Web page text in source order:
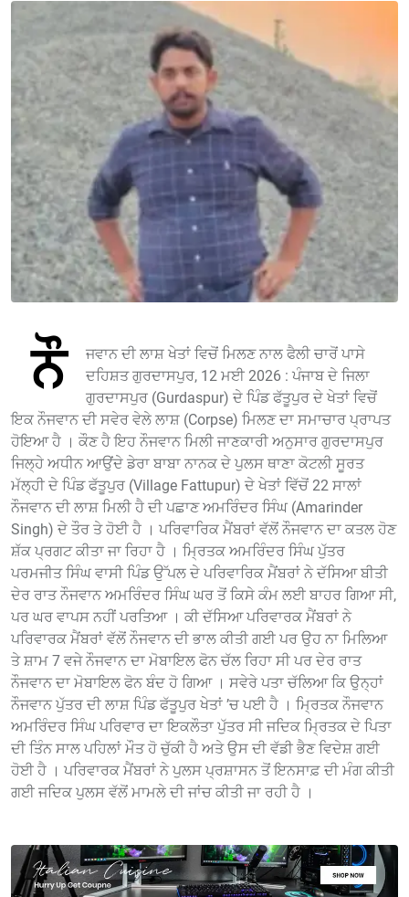
ਨੌ
ਜਵਾਨ ਦੀ ਲਾਸ਼ ਖੇਤਾਂ ਵਿਚੋਂ ਮਿਲਣ ਨਾਲ ਫੈਲੀ ਚਾਰੋਂ ਪਾਸੇ
ਦਹਿਸ਼ਤ ਗੁਰਦਾਸਪੁਰ, 12 ਮਈ 2026 : ਪੰਜਾਬ ਦੇ ਜਿਲਾ
ਗੁਰਦਾਸਪੁਰ (Gurdaspur) ਦੇ ਪਿੰਡ ਫੱਤੂਪੁਰ ਦੇ ਖੇਤਾਂ ਵਿਚੋਂ
ਇਕ ਨੌਜਵਾਨ ਦੀ ਸਵੇਰ ਵੇਲੇ ਲਾਸ਼ (Corpse) ਮਿਲਣ ਦਾ ਸਮਾਚਾਰ ਪ੍ਰਾਪਤ
ਹੋਇਆ ਹੈ । ਕੌਣ ਹੈ ਇਹ ਨੌਜਵਾਨ ਮਿਲੀ ਜਾਣਕਾਰੀ ਅਨੁਸਾਰ ਗੁਰਦਾਸਪੁਰ
ਜਿਲ੍ਹੇ ਅਧੀਨ ਆਉਂਦੇ ਡੇਰਾ ਬਾਬਾ ਨਾਨਕ ਦੇ ਪੁਲਸ ਥਾਣਾ ਕੋਟਲੀ ਸੂਰਤ
ਮੱਲ੍ਹੀ ਦੇ ਪਿੰਡ ਫੱਤੂਪੁਰ (Village Fattupur) ਦੇ ਖੇਤਾਂ ਵਿੱਚੋਂ 22 ਸਾਲਾਂ
ਨੌਜਵਾਨ ਦੀ ਲਾਸ਼ ਮਿਲੀ ਹੈ ਦੀ ਪਛਾਣ ਅਮਰਿੰਦਰ ਸਿੰਘ (Amarinder
Singh) ਦੇ ਤੌਰ ਤੇ ਹੋਈ ਹੈ । ਪਰਿਵਾਰਿਕ ਮੈਂਬਰਾਂ ਵੱਲੋਂ ਨੌਜਵਾਨ ਦਾ ਕਤਲ ਹੋਣ
ਸ਼ੱਕ ਪ੍ਰਗਟ ਕੀਤਾ ਜਾ ਰਿਹਾ ਹੈ । ਮ੍ਰਿਤਕ ਅਮਰਿੰਦਰ ਸਿੰਘ ਪੁੱਤਰ
ਪਰਮਜੀਤ ਸਿੰਘ ਵਾਸੀ ਪਿੰਡ ਉੱਪਲ ਦੇ ਪਰਿਵਾਰਿਕ ਮੈਂਬਰਾਂ ਨੇ ਦੱਸਿਆ ਬੀਤੀ
ਦੇਰ ਰਾਤ ਨੌਜਵਾਨ ਅਮਰਿੰਦਰ ਸਿੰਘ ਘਰ ਤੋਂ ਕਿਸੇ ਕੰਮ ਲਈ ਬਾਹਰ ਗਿਆ ਸੀ,
ਪਰ ਘਰ ਵਾਪਸ ਨਹੀਂ ਪਰਤਿਆ । ਕੀ ਦੱਸਿਆ ਪਰਿਵਾਰਕ ਮੈਂਬਰਾਂ ਨੇ
ਪਰਿਵਾਰਕ ਮੈਂਬਰਾਂ ਵੱਲੋਂ ਨੌਜਵਾਨ ਦੀ ਭਾਲ ਕੀਤੀ ਗਈ ਪਰ ਉਹ ਨਾ ਮਿਲਿਆ
ਤੇ ਸ਼ਾਮ 7 ਵਜੇ ਨੌਜਵਾਨ ਦਾ ਮੋਬਾਇਲ ਫੋਨ ਚੱਲ ਰਿਹਾ ਸੀ ਪਰ ਦੇਰ ਰਾਤ
ਨੌਜਵਾਨ ਦਾ ਮੋਬਾਇਲ ਫੋਨ ਬੰਦ ਹੋ ਗਿਆ । ਸਵੇਰੇ ਪਤਾ ਚੱਲਿਆ ਕਿ ਉਨ੍ਹਾਂ
ਨੌਜਵਾਨ ਪੁੱਤਰ ਦੀ ਲਾਸ਼ ਪਿੰਡ ਫੱਤੂਪੁਰ ਖੇਤਾਂ ’ਚ ਪਈ ਹੈ । ਮ੍ਰਿਤਕ ਨੌਜਵਾਨ
ਅਮਰਿੰਦਰ ਸਿੰਘ ਪਰਿਵਾਰ ਦਾ ਇਕਲੌਤਾ ਪੁੱਤਰ ਸੀ ਜਦਿਕ ਮ੍ਰਿਤਕ ਦੇ ਪਿਤਾ
ਦੀ ਤਿੰਨ ਸਾਲ ਪਹਿਲਾਂ ਮੌਤ ਹੋ ਚੁੱਕੀ ਹੈ ਅਤੇ ਉਸ ਦੀ ਵੱਡੀ ਭੈਣ ਵਿਦੇਸ਼ ਗਈ
ਹੋਈ ਹੈ । ਪਰਿਵਾਰਕ ਮੈਂਬਰਾਂ ਨੇ ਪੁਲਸ ਪ੍ਰਸ਼ਾਸਨ ਤੋਂ ਇਨਸਾਫ਼ ਦੀ ਮੰਗ ਕੀਤੀ
ਗਈ ਜਦਿਕ ਪੁਲਸ ਵੱਲੋਂ ਮਾਮਲੇ ਦੀ ਜਾਂਚ ਕੀਤੀ ਜਾ ਰਹੀ ਹੈ ।